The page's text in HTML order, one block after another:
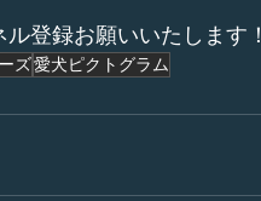
登録お願いいたします！
ズ愛犬ピクトグラム